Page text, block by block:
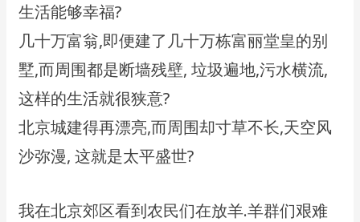
生活能够幸福?
几十万富翁,即便建了几十万栋富丽堂皇的别
墅,而周围都是断墙残壁, 垃圾遍地,污水横流,
这样的生活就很狭意?
北京城建得再漂亮,而周围却寸草不长,天空风
沙弥漫, 这就是太平盛世?
我在北京郊区看到农民们在放羊.羊群们艰难